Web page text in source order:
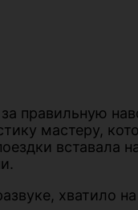
правильную
мастеру,
вставала
хватило